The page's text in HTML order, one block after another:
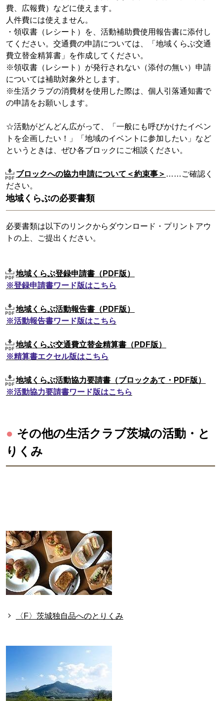
費、広報費）などに使えます。
人件費には使えません。
・領収書（レシート）を、活動補助費使用報告書に添付し
てください。交通費の申請については、「地域くらぶ交通
費立替金精算書」を作成してください。
※領収書（レシート）が発行されない（添付の無い）申請
については補助対象外とします。
※生活クラブの消費材を使用した際は、個人引落通知書で
の申請をお願いします。
☆活動がどんどん広がって、「一般にも呼びかけたイベン
トを企画したい！」「地域のイベントに参加したい」など
というときは、ぜひ各ブロックにご相談ください。
ブロックへの協力申請について＜約束事＞ ……ご確認く
ださい。
地域くらぶの必要書類
必要書類は以下のリンクからダウンロード・プリントアウ
トの上、ご提出ください。
地域くらぶ登録申請書 （PDF版）
※登録申請書ワード版はこちら
地域くらぶ活動報告書（PDF版）
※活動報告書ワード版はこちら
地域くらぶ交通費立替金精算書（PDF版）
※精算書エクセル版はこちら
地域くらぶ活動協力要請書（ブロックあて・PDF版）
※活動協力要請書ワード版はこちら
● その他の生活クラブ茨城の活動・と
りくみ
〈F〉茨城独自品へのとりくみ